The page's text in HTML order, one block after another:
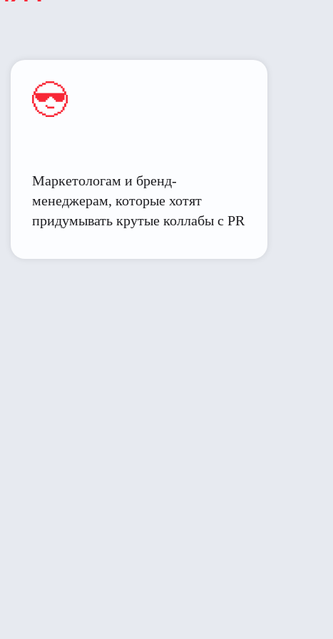
Маркетологам и бренд-
менеджерам, которые хотят
придумывать крутые коллабы с PR